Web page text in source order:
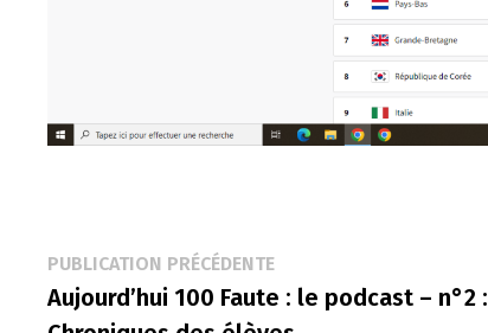
Navigation
de
PUBLICATION PRÉCÉDENTEPublication
précédente :
Aujourd’hui 100 Faute : le podcast – n°2 :